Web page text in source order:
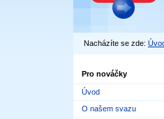
Nacházíte se zde:
Pro nováčky
Úvod
O našem svazu